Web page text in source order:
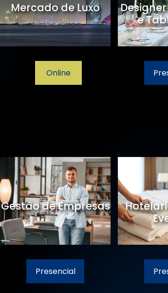
Mercado de Luxo
Online
e
Gestão de Empresas
Presencial